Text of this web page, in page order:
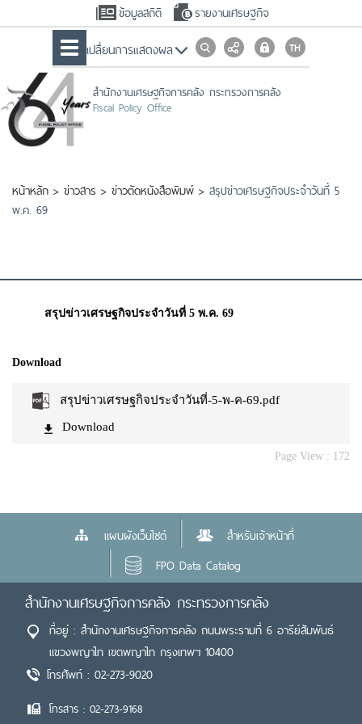
ข้อมูลสถิติ รายงานเศรษฐกิจ
เปลื่ยนการแสดงผล
สำนักงานเศรษฐกิจการคลัง กระทรวงการคลัง
Fiscal Policy Office
หน้าหลัก > ข่าวสาร > ข่าวตัดหนังสือพิมพ์ > สรุปข่าวเศรษฐกิจประจำวันที่ 5
พ.ค. 69
สรุปข่าวเศรษฐกิจประจำวันที่ 5 พ.ค. 69
Download
สรุปข่าวเศรษฐกิจประจำวันที่-5-พ-ค-69.pdf
Download
Page View : 172
แผนผังเว็บไซต์
สำหรับเจ้าหน้าที่
FPO Data Catalog
สำนักงานเศรษฐกิจการคลัง กระทรวงการคลัง
ที่อยู่ : สำนักงานเศรษฐกิจการคลัง ถนนพระรามที่ 6 อารีย์สัมพันธ์
แขวงพญาไท เขตพญาไท กรุงเทพฯ 10400
โทรศัพท์ : 02-273-9020
โทรสาร : 02-273-9168